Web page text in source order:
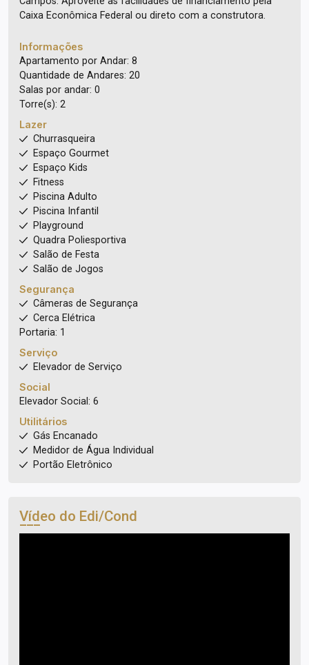
Caixa Econômica Federal ou direto com a construtora.
Informações
Apartamento por Andar: 8
Quantidade de Andares: 20
Salas por andar: 0
Torre(s): 2
Lazer
Churrasqueira
Espaço Gourmet
Espaço Kids
Fitness
Piscina Adulto
Piscina Infantil
Playground
Quadra Poliesportiva
Salão de Festa
Salão de Jogos
Segurança
Câmeras de Segurança
Cerca Elétrica
Portaria: 1
Serviço
Elevador de Serviço
Social
Elevador Social: 6
Utilitários
Gás Encanado
Medidor de Água Individual
Portão Eletrônico
Vídeo do Edi/Cond